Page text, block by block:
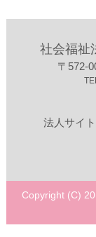
社会福祉
〒572-
法人サイト
Copyright (C)